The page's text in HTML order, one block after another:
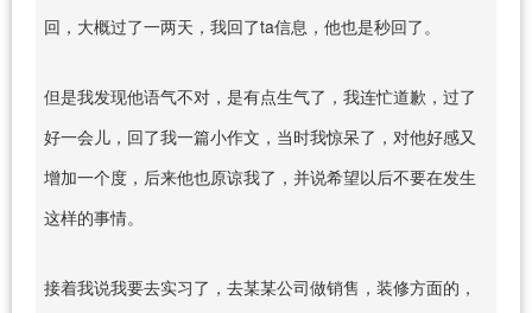
回，大概过了一两天，我回了ta信息，他也是秒回了。
但是我发现他语气不对，是有点生气了，我连忙道歉，过了
好一会儿，回了我一篇小作文，当时我惊呆了，对他好感又
增加一个度，后来他也原谅我了，并说希望以后不要在发生
这样的事情。
接着我说我要去实习了，去某某公司做销售，装修方面的，